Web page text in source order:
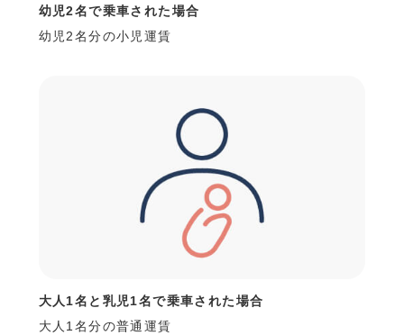
幼児2名で乗車された場合
幼児2名分の小児運賃
大人1名と乳児1名で乗車された場合
大人1名分の普通運賃